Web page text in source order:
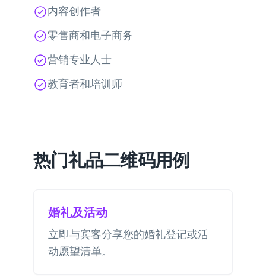
内容创作者
零售商和电子商务
营销专业人士
教育者和培训师
热门礼品二维码用例
婚礼及活动
立即与宾客分享您的婚礼登记或活
动愿望清单。